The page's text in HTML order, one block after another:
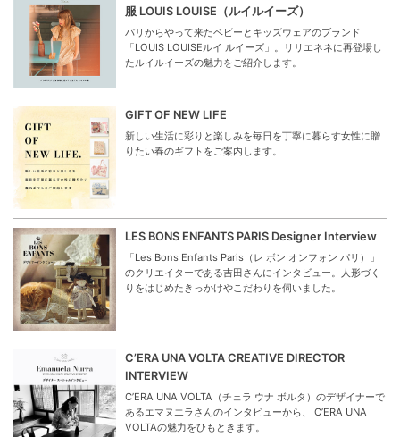
服 LOUIS LOUISE（ルイルイーズ）
パリからやって来たベビーとキッズウェアのブランド
「LOUIS LOUISEルイ ルイーズ」。リリエネネに再登場し
たルイルイーズの魅力をご紹介します。
GIFT OF NEW LIFE
新しい生活に彩りと楽しみを毎日を丁寧に暮らす女性に贈
りたい春のギフトをご案内します。
LES BONS ENFANTS PARIS Designer Interview
「Les Bons Enfants Paris（レ ボン オンフォン パリ）」
のクリエイターである吉田さんにインタビュー。人形づく
りをはじめたきっかけやこだわりを伺いました。
C’ERA UNA VOLTA CREATIVE DIRECTOR
INTERVIEW
C’ERA UNA VOLTA（チェラ ウナ ボルタ）のデザイナーで
あるエマヌエラさんのインタビューから、 C’ERA UNA
VOLTAの魅力をひもときます。